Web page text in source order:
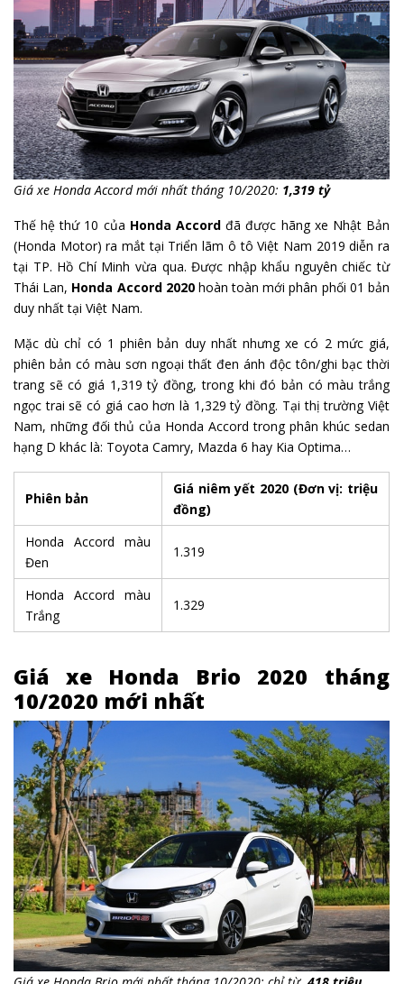
Giá xe Honda Accord mới nhất tháng 10/2020: 1,319 tỷ
Thế hệ thứ 10 của Honda Accord đã được hãng xe Nhật Bản
(Honda Motor) ra mắt tại Triển lãm ô tô Việt Nam 2019 diễn ra
tại TP. Hồ Chí Minh vừa qua. Được nhập khẩu nguyên chiếc từ
Thái Lan, Honda Accord 2020hoàn toàn mới phân phối 01 bản
duy nhất tại Việt Nam.
Mặc dù chỉ có 1 phiên bản duy nhất nhưng xe có 2 mức giá,
phiên bản có màu sơn ngoại thất đen ánh độc tôn/ghi bạc thời
trang sẽ có giá 1,319 tỷ đồng, trong khi đó bản có màu trắng
ngọc trai sẽ có giá cao hơn là 1,329 tỷ đồng. Tại thị trường Việt
Nam, những đối thủ của Honda Accord trong phân khúc sedan
hạng D khác là: Toyota Camry, Mazda 6 hay Kia Optima…
Phiên bản
Giá niêm yết 2020 (Đơn vị: triệu
đồng)
Honda Accord màu
Đen
1.319
Honda Accord màu
Trắng
1.329
Giá xe Honda Brio 2020 tháng
10/2020 mới nhất